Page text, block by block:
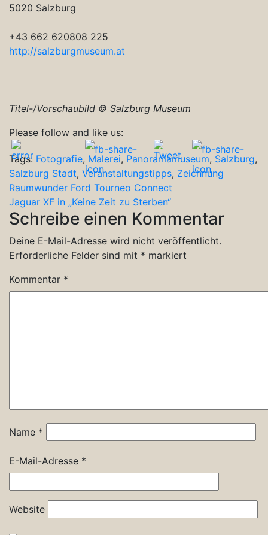
5020 Salzburg
+43 662 620808 225
http://salzburgmuseum.at
Titel-/Vorschaubild © Salzburg Museum
Please follow and like us:
Tags: Fotografie, Malerei, Panoramamuseum, Salzburg,
Salzburg Stadt, Veranstaltungstipps, Zeichnung
Beitragsnavigation
Raumwunder Ford Tourneo Connect
Jaguar XF in „Keine Zeit zu Sterben“
Schreibe einen Kommentar
Deine E-Mail-Adresse wird nicht veröffentlicht.
Erforderliche Felder sind mit * markiert
Kommentar *
Name *
E-Mail-Adresse *
Website